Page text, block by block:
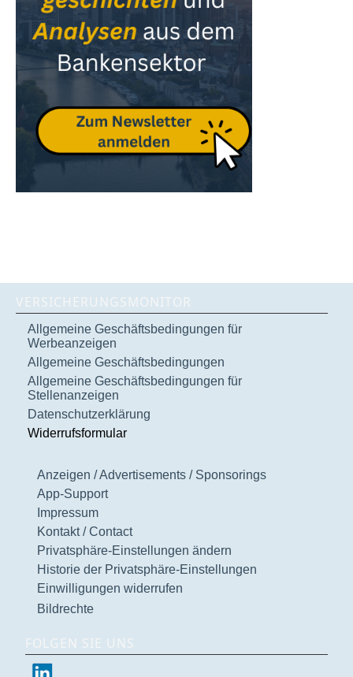
VERSICHERUNGSMONITOR
Allgemeine Geschäftsbedingungen für
Werbeanzeigen
Allgemeine Geschäftsbedingungen
Allgemeine Geschäftsbedingungen für
Stellenanzeigen
Datenschutzerklärung
Widerrufsformular
Anzeigen / Advertisements / Sponsorings
App-Support
Impressum
Kontakt / Contact
Privatsphäre-Einstellungen ändern
Historie der Privatsphäre-Einstellungen
Einwilligungen widerrufen
Bildrechte
FOLGEN SIE UNS